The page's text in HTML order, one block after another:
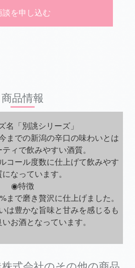
談を申し込む
商品情報
名「別誂シリーズ」
までの新潟の辛口の味わいとは
ィで飲みやすい酒質。
コール度数に仕上げて飲みやす
なっています。
◉特徴
まで磨き贅沢に仕上げました。
は豊かな旨味と甘みを感じるも
お酒となっています。